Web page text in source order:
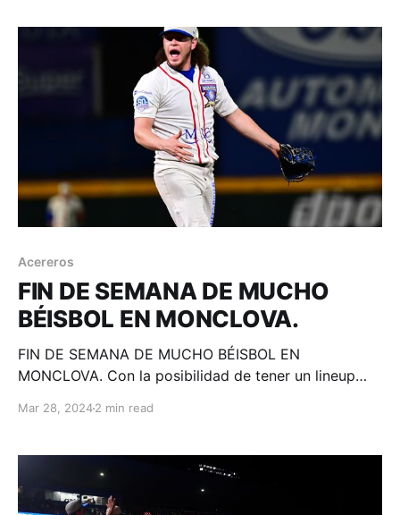
la parte baja de la séptima entrada fue insuficiente
Acereros
FIN DE SEMANA DE MUCHO
BÉISBOL EN MONCLOVA.
FIN DE SEMANA DE MUCHO BÉISBOL EN
MONCLOVA. Con la posibilidad de tener un lineup
Acereros de Monclova recibe a Unión Laguna y
Monclova, Coahuila; 28 de marzo. Acereros -
Comunicación. Buenas noticias para la escuadra
Mar 28, 20242 min read